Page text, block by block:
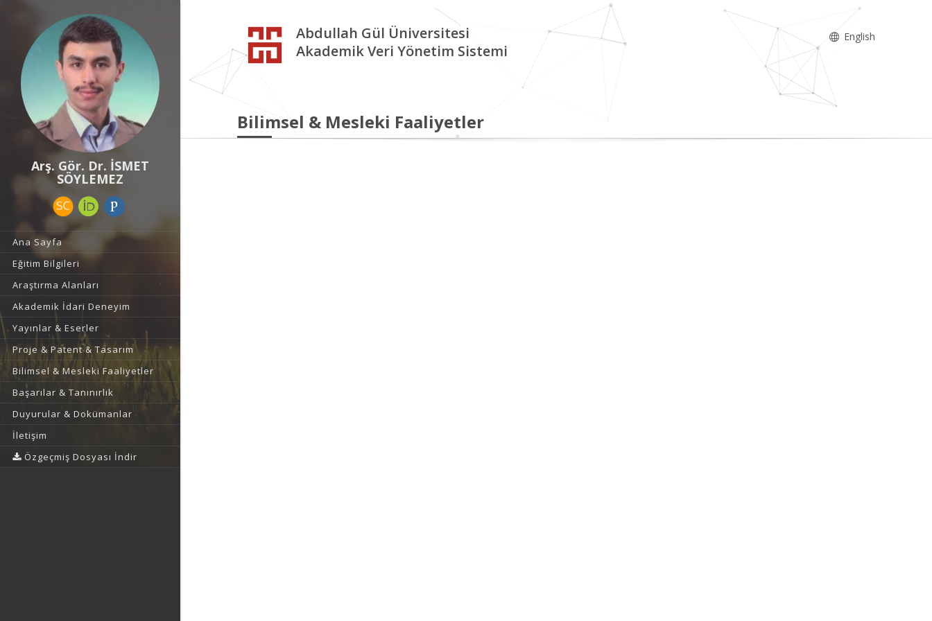
Arş. Gör. Dr. İSMET
SÖYLEMEZ
Ana Sayfa
Eğitim Bilgileri
Araştırma Alanları
Akademik İdari Deneyim
Yayınlar & Eserler
Proje & Patent & Tasarım
Bilimsel & Mesleki Faaliyetler
Başarılar & Tanınırlık
Duyurular & Dokümanlar
İletişim
Özgeçmiş Dosyası İndir
Abdullah Gül Üniversitesi
Akademik Veri Yönetim Sistemi
English
Bilimsel & Mesleki Faaliyetler